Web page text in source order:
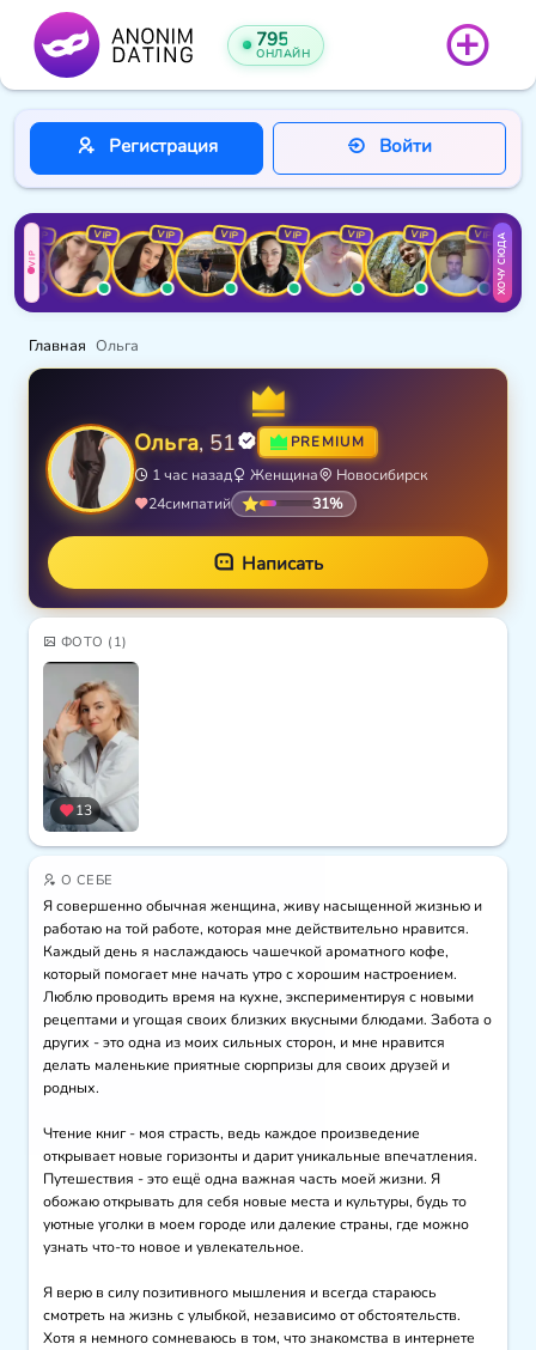
795
ОНЛАЙН
Регистрация Войти
VIP
VIP VIP VIP VIP VIP VIP VIP VIP ХОЧУ СЮДА
Главная Oльга
Oльга, 51 PREMIUM
1 час назад Женщина
Новосибирск
24симпатий 31%
Написать
ФОТО (1)
13
О СЕБЕ
Я совершенно обычная женщина, живу насыщенной жизнью и
работаю на той работе, которая мне действительно нравится.
Каждый день я наслаждаюсь чашечкой ароматного кофе,
который помогает мне начать утро с хорошим настроением.
Люблю проводить время на кухне, экспериментируя с новыми
рецептами и угощая своих близких вкусными блюдами. Забота о
других - это одна из моих сильных сторон, и мне нравится
делать маленькие приятные сюрпризы для своих друзей и
родных.
Чтение книг - моя страсть, ведь каждое произведение
открывает новые горизонты и дарит уникальные впечатления.
Путешествия - это ещё одна важная часть моей жизни. Я
обожаю открывать для себя новые места и культуры, будь то
уютные уголки в моем городе или далекие страны, где можно
узнать что-то новое и увлекательное.
Я верю в силу позитивного мышления и всегда стараюсь
смотреть на жизнь с улыбкой, независимо от обстоятельств.
Хотя я немного сомневаюсь в том, что знакомства в интернете